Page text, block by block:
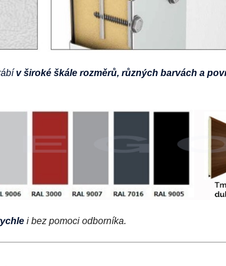
v široké škále rozměrů, různých barvách a
i bez pomoci odborníka.